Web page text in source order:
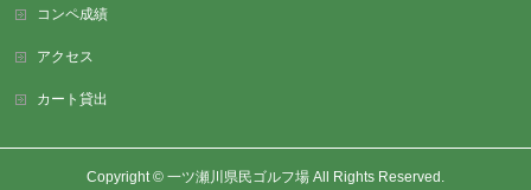
コンペ成績
アクセス
カート貸出
Copyright © 一ツ瀬川県民ゴルフ場All Rights Reserved.